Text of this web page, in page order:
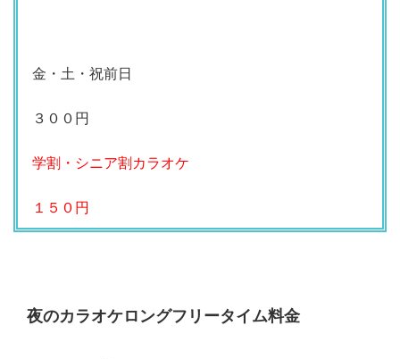
金・土・祝前日
３００円
学割・シニア割カラオケ
１５０円
夜のカラオケロングフリータイム料金